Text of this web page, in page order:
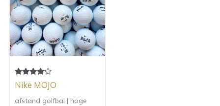
Gewaardeerd
4.00
Nike MOJO
afstand golfbal | hoge